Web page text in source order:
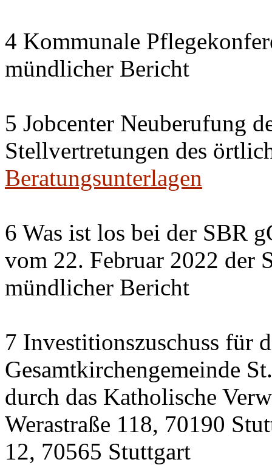
4 Kommunale
mündlicher Bericht
5 Jobcenter Neuberufung
Stellvertretungen des
Beratungsunterlagen
6 Was ist los bei der SBR
vom 22. Februar 2022 der
mündlicher Bericht
7 Investitionszuschuss für
Gesamtkirchengemeinde
durch das Katholische
Werastraße 118, 70190
12, 70565 Stuttgart